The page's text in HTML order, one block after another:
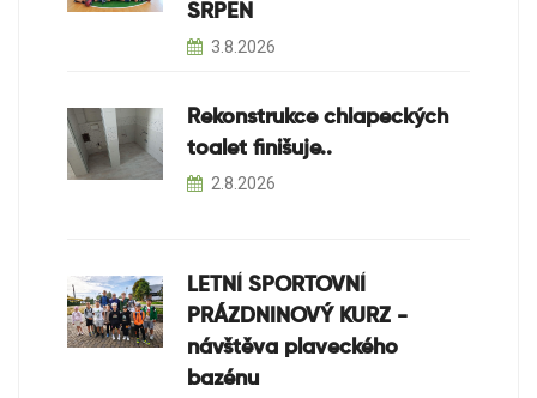
SRPEN
3.8.2026
Rekonstrukce chlapeckých
toalet finišuje..
2.8.2026
LETNÍ SPORTOVNÍ
PRÁZDNINOVÝ KURZ -
návštěva plaveckého
bazénu